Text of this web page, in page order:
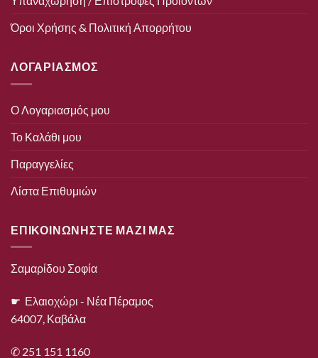
Όροι Χρήσης & Πολιτική Απορρήτου
ΛΟΓΑΡΙΑΣΜΟΣ
Ο Λογαριασμός μου
Το Καλάθι μου
Παραγγελίες
Λίστα Επιθυμιών
ΕΠΙΚΟΙΝΩΝΗΣΤΕ ΜΑΖΙ ΜΑΣ
Σαμαρίδου Σοφία
☛ Ελαιοχώρι - Νέα Πέραμος
64007, Καβάλα
✆ 251 151 1160